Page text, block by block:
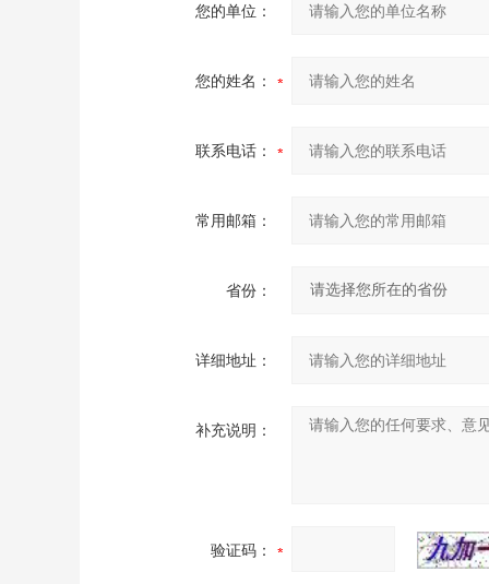
您的单位：
您的姓名：
联系电话：
常用邮箱：
省份：
详细地址：
补充说明：
验证码：